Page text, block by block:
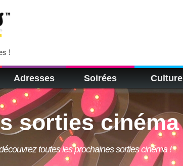
!
Adresses Soirées Culture
sorties cinéma
toutes les prochaines sorties cinéma !